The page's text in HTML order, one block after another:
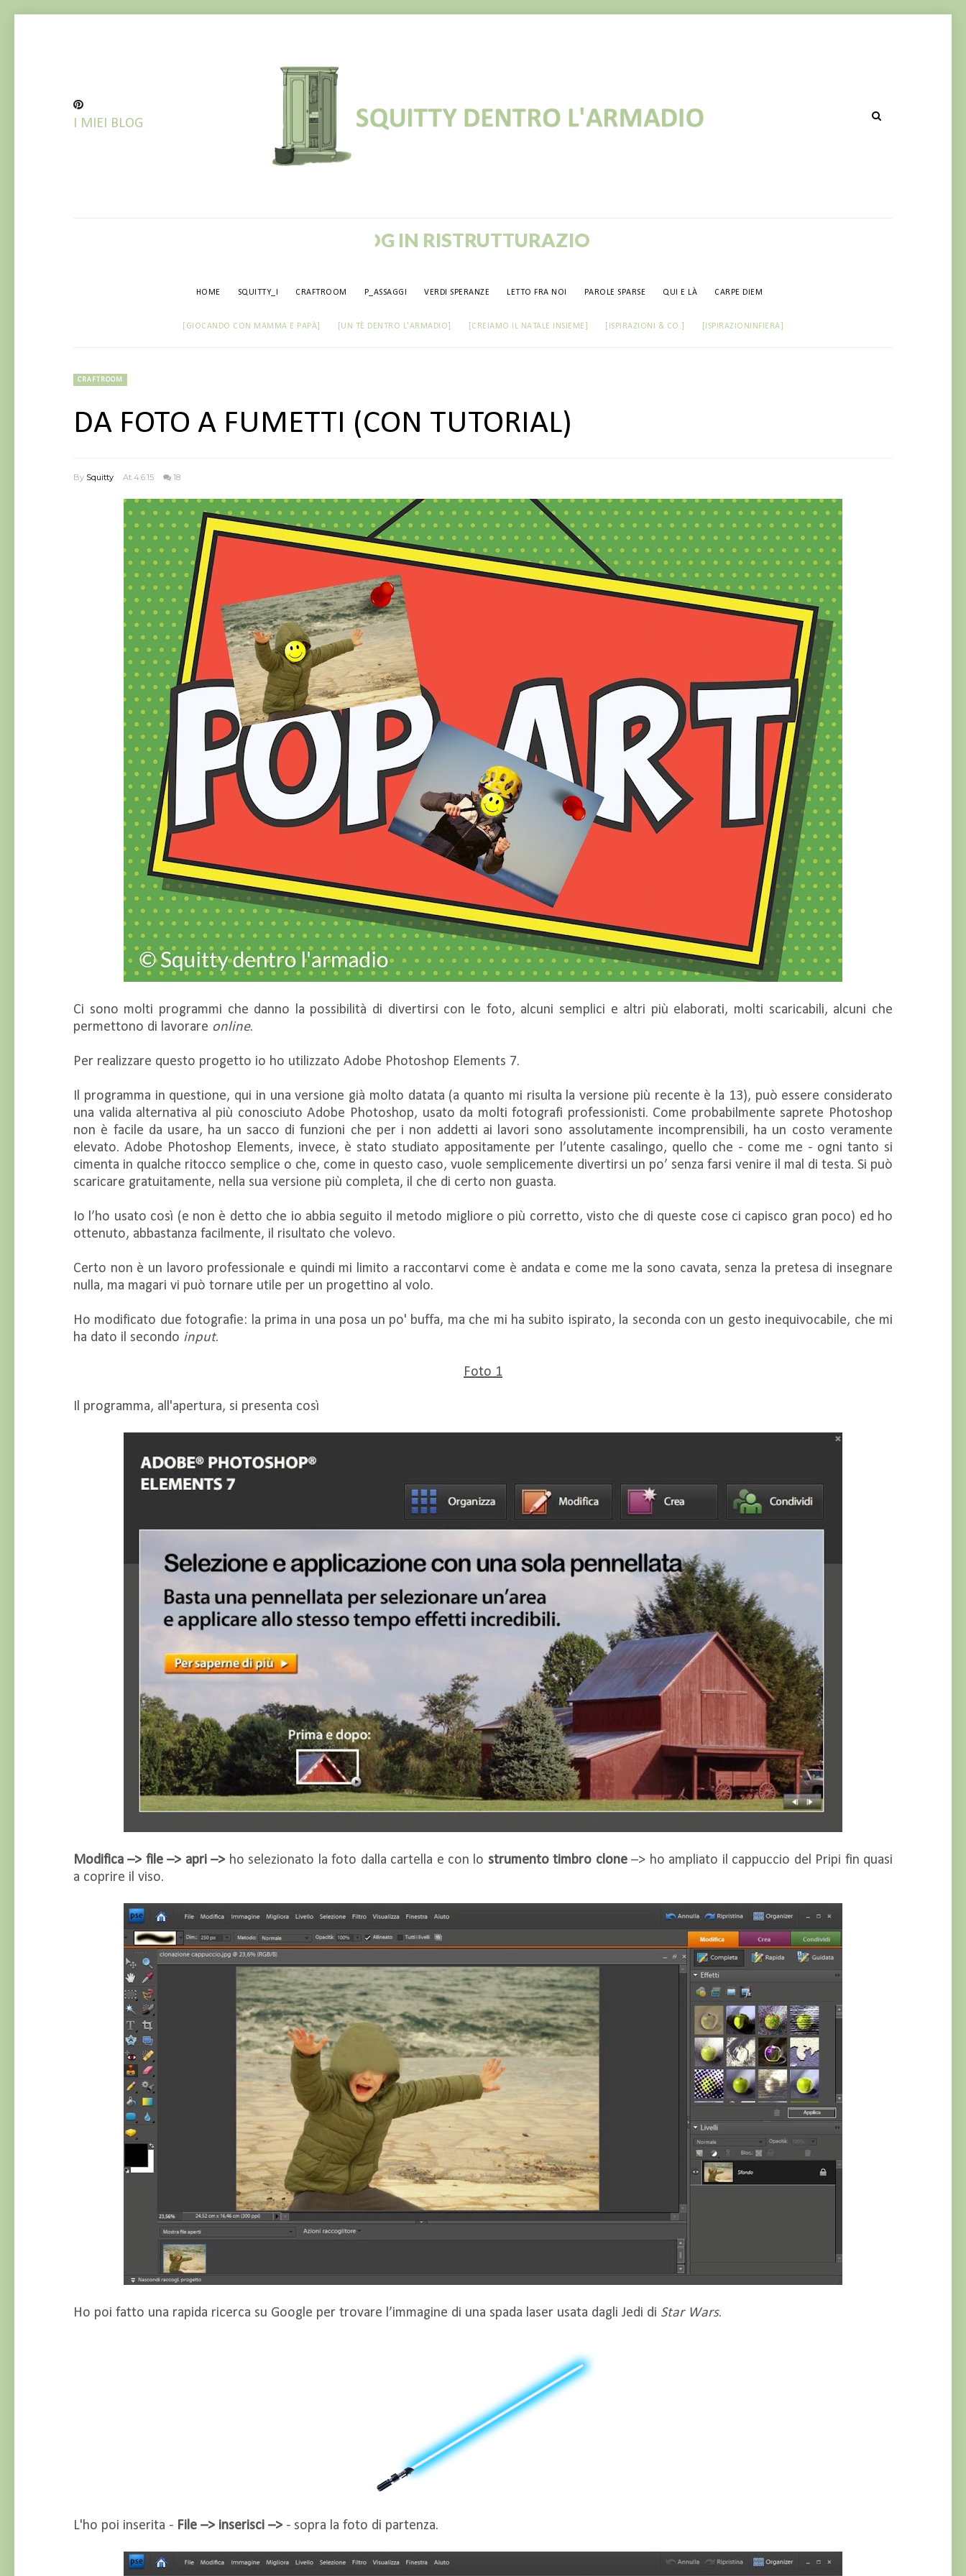
I MIEI BLOG
BLOG IN RISTRUTTURAZIONE! VECCHI POST IN CORSO DI
HOME SQUITTY_I CRAFTROOM P_ASSAGGI VERDI SPERANZE LETTO FRA NOI PAROLE SPARSE QUI E LÀ CARPE DIEM
[GIOCANDO CON MAMMA E PAPÀ] [UN TÈ DENTRO L'ARMADIO] [CREIAMO IL NATALE INSIEME] [ISPIRAZIONI & CO.] [ISPIRAZIONINFIERA]
CRAFTROOM
DA FOTO A FUMETTI (CON TUTORIAL)
By Squitty At 4.6.15 18
Ci sono molti programmi che danno la possibilità di divertirsi con le foto, alcuni semplici e altri più elaborati, molti scaricabili, alcuni che
permettono di lavorare online.
Per realizzare questo progetto io ho utilizzato Adobe Photoshop Elements 7.
Il programma in questione, qui in una versione già molto datata (a quanto mi risulta la versione più recente è la 13), può essere considerato
una valida alternativa al più conosciuto Adobe Photoshop, usato da molti fotografi professionisti. Come probabilmente saprete Photoshop
non è facile da usare, ha un sacco di funzioni che per i non addetti ai lavori sono assolutamente incomprensibili, ha un costo veramente
elevato. Adobe Photoshop Elements, invece, è stato studiato appositamente per l’utente casalingo, quello che - come me - ogni tanto si
cimenta in qualche ritocco semplice o che, come in questo caso, vuole semplicemente divertirsi un po’ senza farsi venire il mal di testa. Si può
scaricare gratuitamente, nella sua versione più completa, il che di certo non guasta.
Io l’ho usato così (e non è detto che io abbia seguito il metodo migliore o più corretto, visto che di queste cose ci capisco gran poco) ed ho
ottenuto, abbastanza facilmente, il risultato che volevo.
Certo non è un lavoro professionale e quindi mi limito a raccontarvi come è andata e come me la sono cavata, senza la pretesa di insegnare
nulla, ma magari vi può tornare utile per un progettino al volo.
Ho modificato due fotografie: la prima in una posa un po' buffa, ma che mi ha subito ispirato, la seconda con un gesto inequivocabile, che mi
ha dato il secondo input.
Foto 1
Il programma, all'apertura, si presenta così
Modifica –> file –> apri –> ho selezionato la foto dalla cartella e con lo strumento timbro clone–> ho ampliato il cappuccio del Pripi fin quasi
a coprire il viso.
Ho poi fatto una rapida ricerca su Google per trovare l’immagine di una spada laser usata dagli Jedi di Star Wars.
L'ho poi inserita - File –> inserisci –> - sopra la foto di partenza.